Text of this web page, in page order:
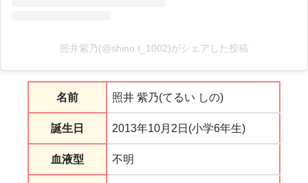
照井紫乃(@shino.t_1002)がシェアした投稿
名前 照井 紫乃(てるい しの)
誕生日 2013年10月2日(小学6年生)
血液型 不明